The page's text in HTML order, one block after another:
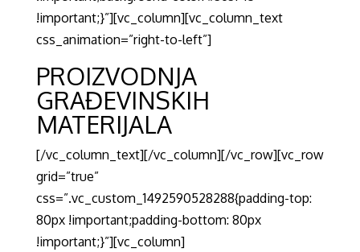
!important;}”][vc_column][vc_column_text
css_animation=”right-to-left”]
PROIZVODNJA
GRAĐEVINSKIH
MATERIJALA
[/vc_column_text][/vc_column][/vc_row][vc_row
grid=”true”
css=”.vc_custom_1492590528288{padding-top:
80px !important;padding-bottom: 80px
!important;}”][vc_column]